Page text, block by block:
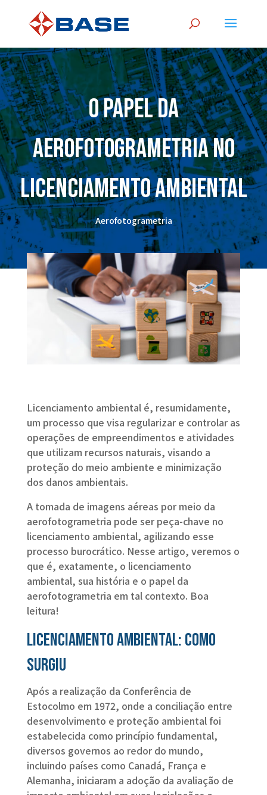
O papel da
aerofotogrametria no
licenciamento ambiental
Aerofotogrametria
Licenciamento ambiental é, resumidamente,
um processo que visa regularizar e controlar as
operações de empreendimentos e atividades
que utilizam recursos naturais, visando a
proteção do meio ambiente e minimização
dos danos ambientais.
A tomada de imagens aéreas por meio da
aerofotogrametria pode ser peça-chave no
licenciamento ambiental, agilizando esse
processo burocrático. Nesse artigo, veremos o
que é, exatamente, o licenciamento
ambiental, sua história e o papel da
aerofotogrametria em tal contexto. Boa
leitura!
Licenciamento ambiental: como
surgiu
Após a realização da Conferência de
Estocolmo em 1972, onde a conciliação entre
desenvolvimento e proteção ambiental foi
estabelecida como princípio fundamental,
diversos governos ao redor do mundo,
incluindo países como Canadá, França e
Alemanha, iniciaram a adoção da avaliação de